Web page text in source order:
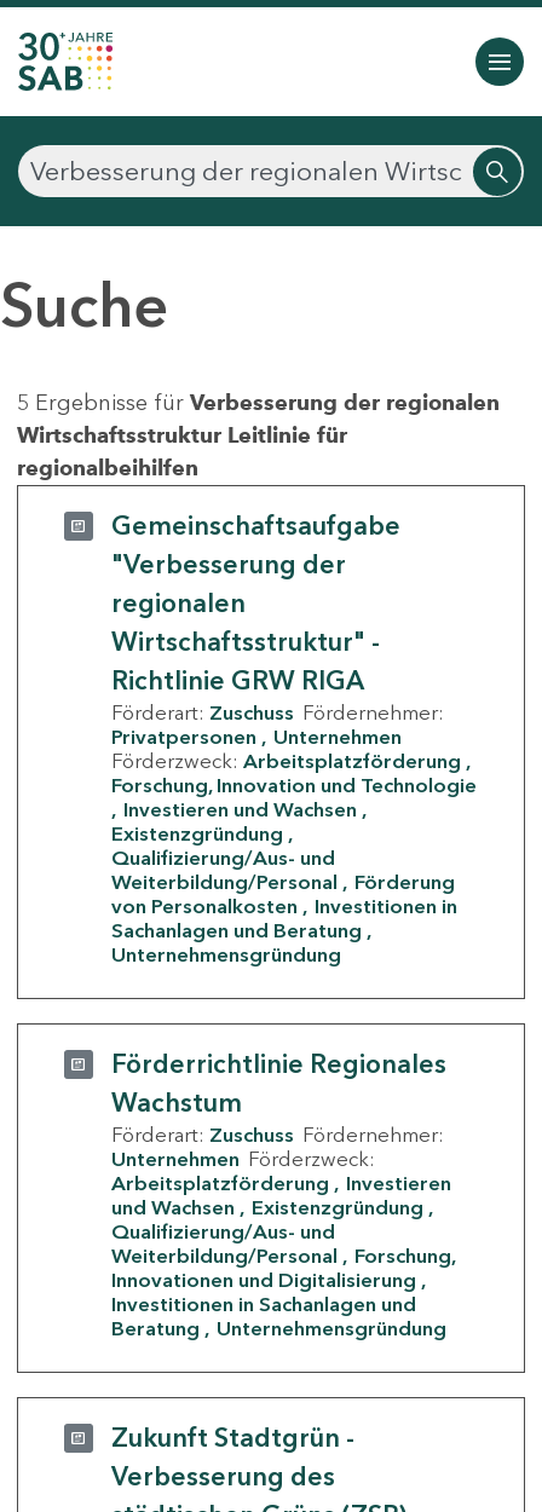
Suche
5 Ergebnisse für Verbesserung der regionalen
Wirtschaftsstruktur Leitlinie für
regionalbeihilfen
Gemeinschaftsaufgabe
"Verbesserung der
regionalen
Wirtschaftsstruktur" -
Richtlinie GRW RIGA
Förderart: Zuschuss Fördernehmer:
Privatpersonen
Unternehmen
Förderzweck: Arbeitsplatzförderung
Forschung, Innovation und Technologie
Investieren und Wachsen
Existenzgründung
Qualifizierung/Aus- und
Weiterbildung/Personal
Förderung
von Personalkosten
Investitionen in
Sachanlagen und Beratung
Unternehmensgründung
Förderrichtlinie Regionales
Wachstum
Förderart: Zuschuss Fördernehmer:
Unternehmen Förderzweck:
Arbeitsplatzförderung
Investieren
und Wachsen
Existenzgründung
Qualifizierung/Aus- und
Weiterbildung/Personal
Forschung,
Innovationen und Digitalisierung
Investitionen in Sachanlagen und
Beratung
Unternehmensgründung
Zukunft Stadtgrün -
Verbesserung des